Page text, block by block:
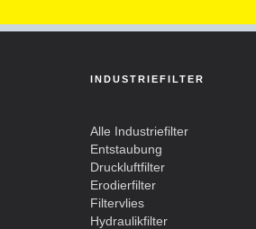
INDUSTRIEFILTER
Alle Industriefilter
Entstaubung
Druckluftfilter
Erodierfilter
Filtervlies
Hydraulikfilter